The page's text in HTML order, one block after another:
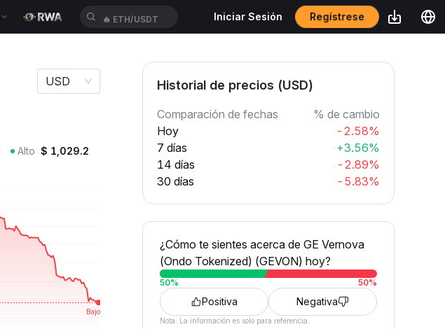
🔥 ETH/USDT Iniciar Sesión Regístrese
USD
Alto $ 1,029.2
Historial de precios (USD)
Comparación de fechas
% de cambio
Hoy
-2.58%
7 días
+3.56%
14 días
-2.89%
30 días
-5.83%
¿Cómo te sientes acerca de GE Vernova
(Ondo Tokenized) (GEVON) hoy?
50% 50%
Positiva Negativa
Nota: La información es solo para referencia.